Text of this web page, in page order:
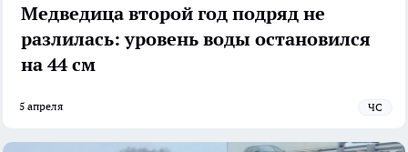
Медведица второй год подряд не
разлилась: уровень воды остановился
на 44 см
5 апреля ЧС